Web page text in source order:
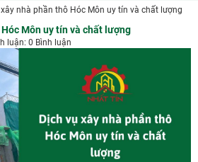
xây nhà phần thô Hóc Môn uy tín và chất lượng
Môn uy tín và chất lượng
luận: 0 Bình luận